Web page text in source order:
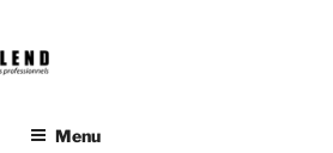
Menu